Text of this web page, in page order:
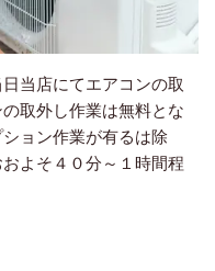
当店にてエアコンの取
取外し作業は無料とな
ョン作業が有るは除
よそ４０分～１時間程